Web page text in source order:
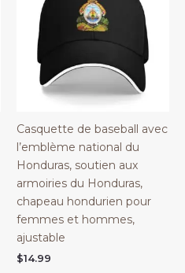
Casquette de baseball avec
l’emblème national du
Honduras, soutien aux
armoiries du Honduras,
chapeau hondurien pour
femmes et hommes,
ajustable
$14.99